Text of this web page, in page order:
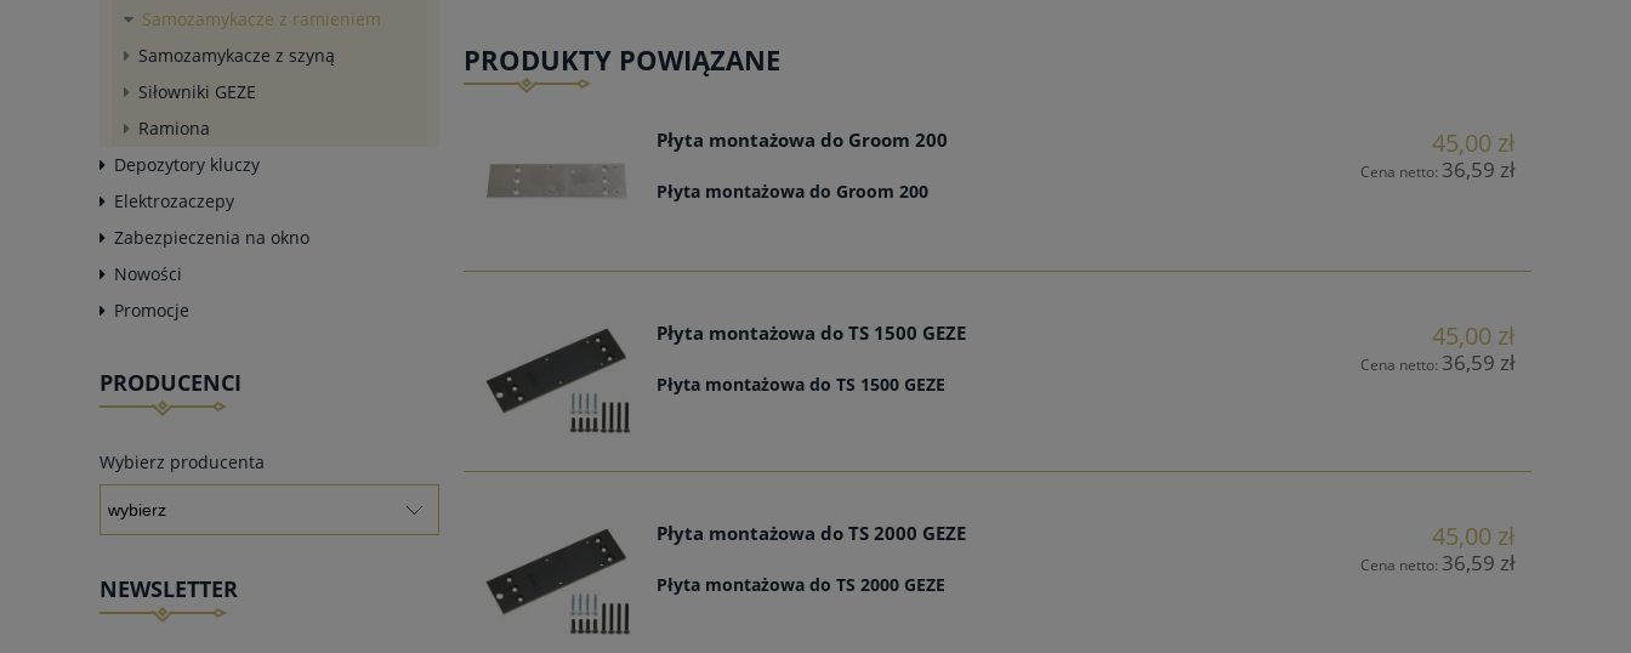
Samozamykacze z ramieniem
Samozamykacze z szyną
Siłowniki GEZE
Ramiona
Depozytory kluczy
Elektrozaczepy
Zabezpieczenia na okno
Nowości
Promocje
PRODUCENCI
Wybierz producenta
NEWSLETTER
PRODUKTY POWIĄZANE
Płyta montażowa do Groom 200
Płyta montażowa do Groom 200
45,00 zł
Cena netto: 36,59 zł
Płyta montażowa do TS 1500 GEZE
Płyta montażowa do TS 1500 GEZE
45,00 zł
Cena netto: 36,59 zł
Płyta montażowa do TS 2000 GEZE
Płyta montażowa do TS 2000 GEZE
45,00 zł
Cena netto: 36,59 zł